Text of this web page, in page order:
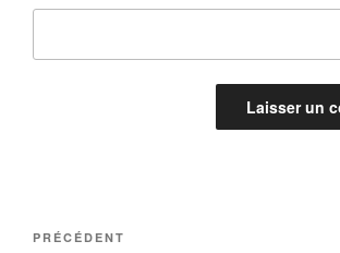
Navigation
Article
PRÉCÉDENT